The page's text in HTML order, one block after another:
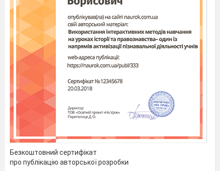
Безкоштовний сертифікат
про публікацію авторської розробки